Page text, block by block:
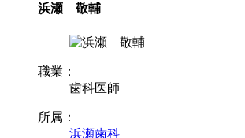
浜瀬 敬輔
職業：
歯科医師
所属：
浜瀬歯科